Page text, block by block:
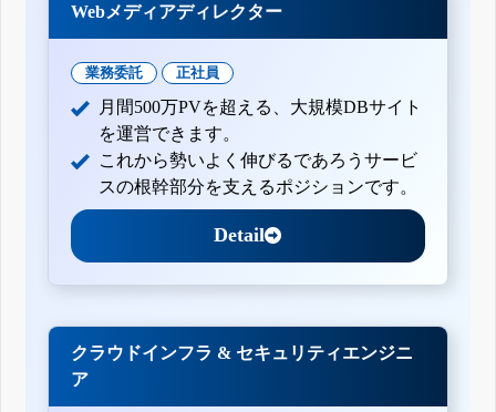
Webメディアディレクター
業務委託 正社員
月間500万PVを超える、大規模DBサイト
を運営できます。
これから勢いよく伸びるであろうサービ
スの根幹部分を支えるポジションです。
Detail
クラウドインフラ & セキュリティエンジニ
ア